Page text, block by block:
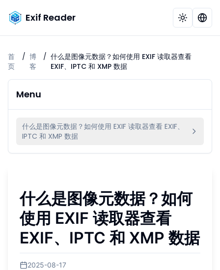
Exif Reader
首
页
/ 博
客
/ 什么是图像元数据？如何使用 EXIF 读取器查看
EXIF、IPTC 和 XMP 数据
Menu
什么是图像元数据？如何使用 EXIF 读取器查看 EXIF、
IPTC 和 XMP 数据
什么是图像元数据？如何
使用 EXIF 读取器查看
EXIF、IPTC 和 XMP 数据
2025-08-17